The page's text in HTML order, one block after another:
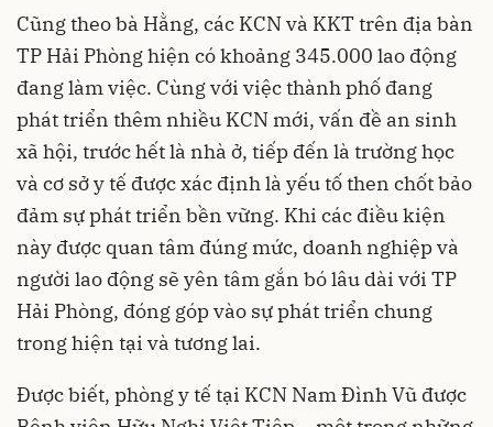
Cũng theo bà Hằng, các KCN và KKT trên địa bàn
TP Hải Phòng hiện có khoảng 345.000 lao động
đang làm việc. Cùng với việc thành phố đang
phát triển thêm nhiều KCN mới, vấn đề an sinh
xã hội, trước hết là nhà ở, tiếp đến là trường học
và cơ sở y tế được xác định là yếu tố then chốt bảo
đảm sự phát triển bền vững. Khi các điều kiện
này được quan tâm đúng mức, doanh nghiệp và
người lao động sẽ yên tâm gắn bó lâu dài với TP
Hải Phòng, đóng góp vào sự phát triển chung
trong hiện tại và tương lai.
Được biết, phòng y tế tại KCN Nam Đình Vũ được